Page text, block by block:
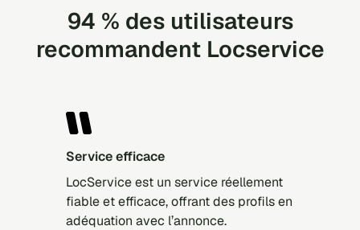
94 % des utilisateurs
recommandent Locservice
Service efficace
LocService est un service réellement
fiable et efficace, offrant des profils en
adéquation avec l’annonce.